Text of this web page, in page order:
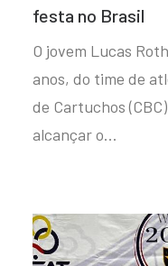
festa no Brasil
O jovem Lucas
anos, do time de
de Cartuchos
alcançar o…